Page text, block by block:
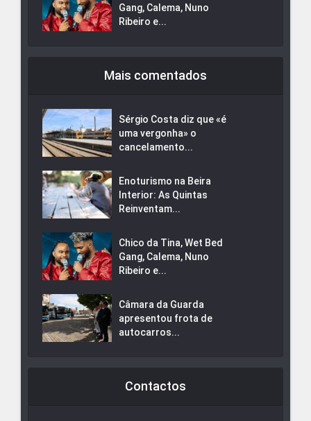
Gang, Calema, Nuno
Ribeiro e...
Mais comentados
Sérgio Costa diz que «é
uma vergonha» o
cancelamento...
Enoturismo na Beira
Interior: As Quintas
Reinventam...
Chico da Tina, Wet Bed
Gang, Calema, Nuno
Ribeiro e...
Câmara da Guarda
apresentou frota de
autocarros...
Contactos